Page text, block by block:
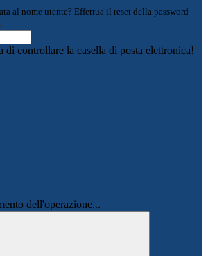
al nome utente? Effettua il reset della password
di controllare la casella di posta elettronica!
dell'operazione...